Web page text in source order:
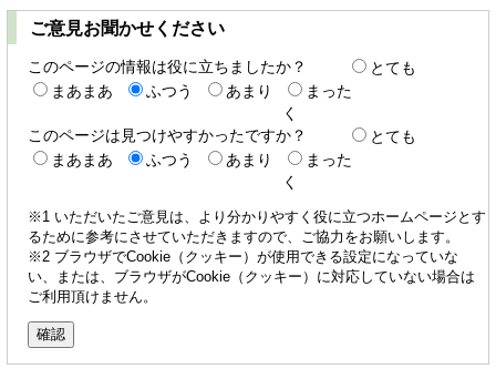
ご意見お聞かせください
このページの情報は役に立ちましたか？
とても
まあまあ
ふつう あまり
まった
く
このページは見つけやすかったですか？
とても
まあまあ
ふつう あまり
まった
く
※1 いただいたご意見は、より分かりやすく役に立つホームページとす
るために参考にさせていただきますので、ご協力をお願いします。
※2 ブラウザでCookie（クッキー）が使用できる設定になっていな
い、または、ブラウザがCookie（クッキー）に対応していない場合は
ご利用頂けません。